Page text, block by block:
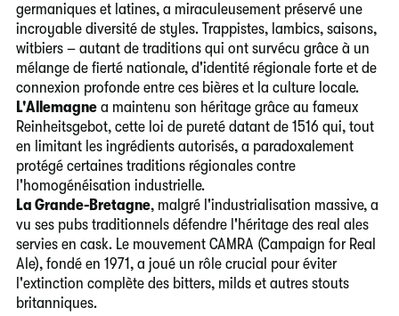
germaniques et latines, a miraculeusement préservé une
incroyable diversité de styles. Trappistes, lambics, saisons,
witbiers – autant de traditions qui ont survécu grâce à un
mélange de fierté nationale, d'identité régionale forte et de
connexion profonde entre ces bières et la culture locale.
L'Allemagnea maintenu son héritage grâce au fameux
Reinheitsgebot, cette loi de pureté datant de 1516 qui, tout
en limitant les ingrédients autorisés, a paradoxalement
protégé certaines traditions régionales contre
l'homogénéisation industrielle.
La Grande-Bretagne, malgré l'industrialisation massive, a
vu ses pubs traditionnels défendre l'héritage des real ales
servies en cask. Le mouvement CAMRA (Campaign for Real
Ale), fondé en 1971, a joué un rôle crucial pour éviter
l'extinction complète des bitters, milds et autres stouts
britanniques.